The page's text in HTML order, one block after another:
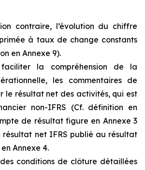
contraire, l’évolution du chiffre
à taux de change constants
en Annexe 9).
la compréhension de la
les commentaires de
le résultat net des activités, qui est
non-IFRS (Cf. définition en
de résultat figure en Annexe 3
net IFRS publié au résultat
Annexe 4.
conditions de clôture détaillées